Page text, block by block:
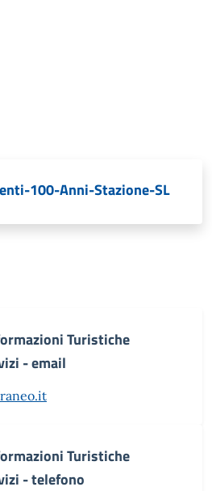
100-Anni-Stazione-SL
Turistiche
- email
Turistiche
- telefono